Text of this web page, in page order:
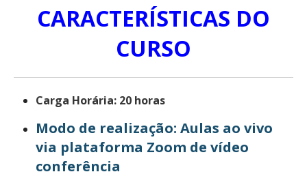
CARACTERÍSTICAS DO
CURSO
Carga Horária: 20 horas
Modo de realização: Aulas ao vivo
via plataforma Zoom de vídeo
conferência